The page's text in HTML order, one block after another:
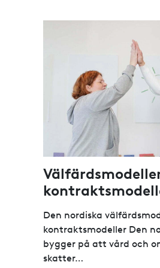
Den nordiska
kontraktsmodeller Den
bygger på att vård och
skatter…